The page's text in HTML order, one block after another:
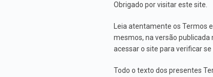
Obrigado por visitar este site.
Leia atentamente os Termos
mesmos, na versão
acessar o site para verificar
Todo o texto dos presentes